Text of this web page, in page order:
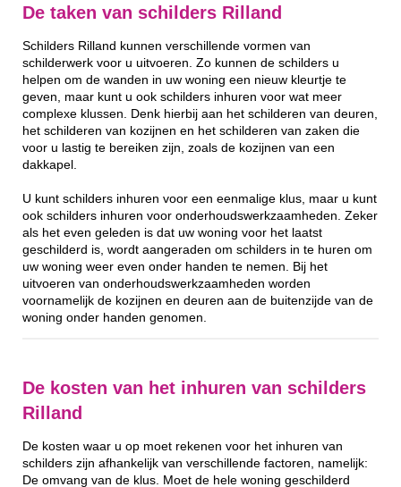
De taken van schilders Rilland
Schilders Rilland kunnen verschillende vormen van
schilderwerk voor u uitvoeren. Zo kunnen de schilders u
helpen om de wanden in uw woning een nieuw kleurtje te
geven, maar kunt u ook schilders inhuren voor wat meer
complexe klussen. Denk hierbij aan het schilderen van deuren,
het schilderen van kozijnen en het schilderen van zaken die
voor u lastig te bereiken zijn, zoals de kozijnen van een
dakkapel.
U kunt schilders inhuren voor een eenmalige klus, maar u kunt
ook schilders inhuren voor onderhoudswerkzaamheden. Zeker
als het even geleden is dat uw woning voor het laatst
geschilderd is, wordt aangeraden om schilders in te huren om
uw woning weer even onder handen te nemen. Bij het
uitvoeren van onderhoudswerkzaamheden worden
voornamelijk de kozijnen en deuren aan de buitenzijde van de
woning onder handen genomen.
De kosten van het inhuren van schilders
Rilland
De kosten waar u op moet rekenen voor het inhuren van
schilders zijn afhankelijk van verschillende factoren, namelijk:
De omvang van de klus. Moet de hele woning geschilderd